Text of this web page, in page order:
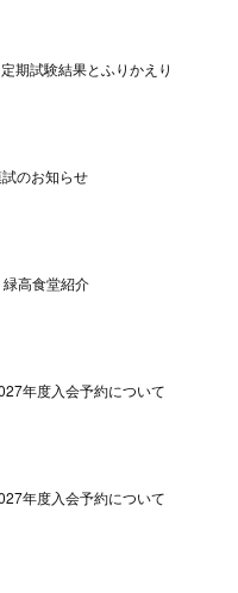
期試験結果とふりかえり
のお知らせ
緑高食堂紹介
年度入会予約について
年度入会予約について